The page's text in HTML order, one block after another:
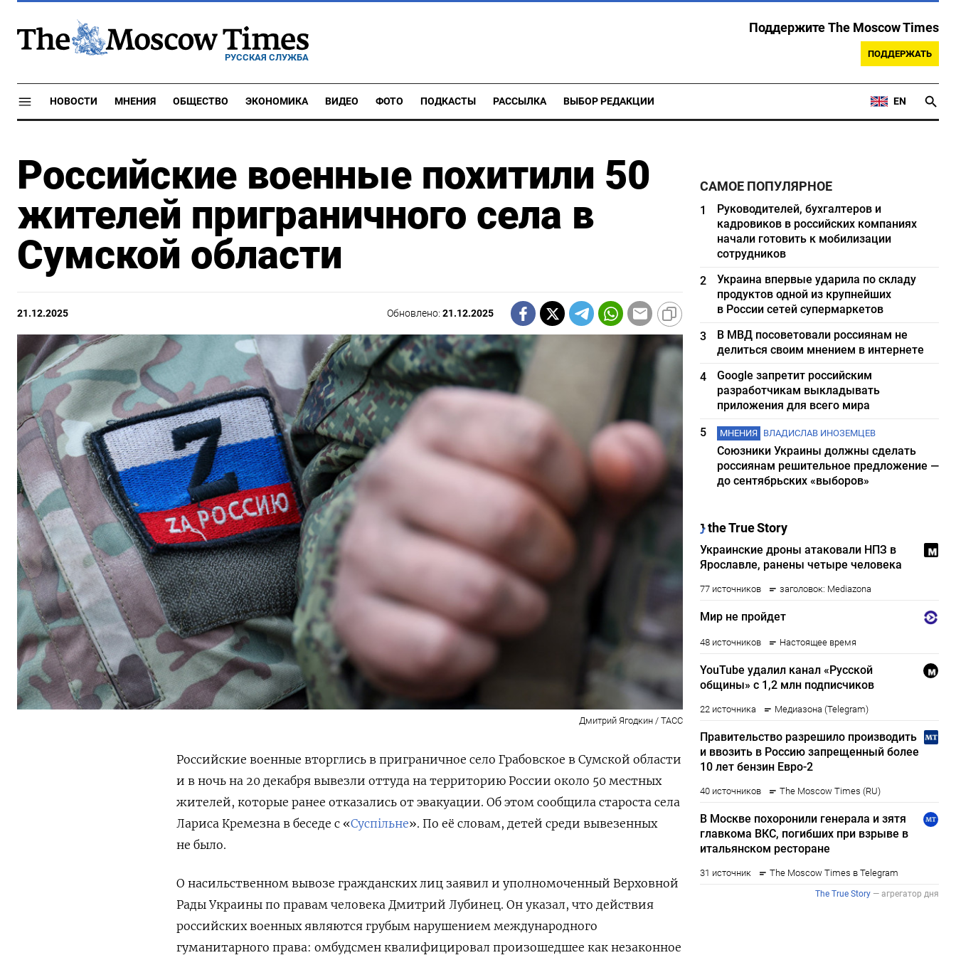
РУССКАЯ СЛУЖБА
Поддержите The Moscow Times
ПОДДЕРЖАТЬ
НОВОСТИ МНЕНИЯ ОБЩЕСТВО ЭКОНОМИКА ВИДЕО ФОТО ПОДКАСТЫ РАССЫЛКА ВЫБОР РЕДАКЦИИ EN
Российские военные похитили 50
жителей приграничного села в
Сумской области
21.12.2025 Обновлено:21.12.2025
Дмитрий Ягодкин / ТАСС
Российские военные вторглись в приграничное село Грабовское в Сумской области
и в ночь на 20 декабря вывезли оттуда на территорию России около 50 местных
жителей, которые ранее отказались от эвакуации. Об этом сообщила староста села
Лариса Кремезна в беседе с «Суспільне». По её словам, детей среди вывезенных
не было.
О насильственном вывозе гражданских лиц заявил и уполномоченный Верховной
Рады Украины по правам человека Дмитрий Лубинец. Он указал, что действия
российских военных являются грубым нарушением международного
гуманитарного права: омбудсмен квалифицировал произошедшее как незаконное
САМОЕ ПОПУЛЯРНОЕ
1
Руководителей, бухгалтеров и
кадровиков в российских компаниях
начали готовить к мобилизации
сотрудников
2
Украина впервые ударила по складу
продуктов одной из крупнейших
в России сетей супермаркетов
3
В МВД посоветовали россиянам не
делиться своим мнением в интернете
4
Google запретит российским
разработчикам выкладывать
приложения для всего мира
5
МНЕНИЯ ВЛАДИСЛАВ ИНОЗЕМЦЕВ
Союзники Украины должны сделать
россиянам решительное предложение —
до сентябрьских «выборов»